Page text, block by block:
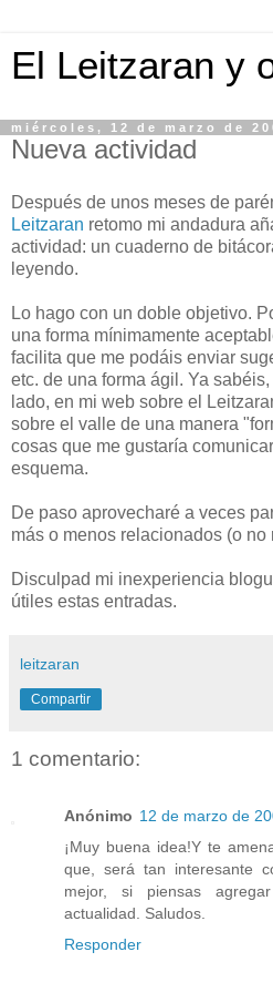
El Leitzaran y
miércoles, 12 de marzo de
Nueva actividad
Después de unos meses de
Leitzaran retomo mi andadura
actividad: un cuaderno de
leyendo.
Lo hago con un doble objetivo.
una forma mínimamente
facilita que me podáis enviar
etc. de una forma ágil. Ya
lado, en mi web sobre el
sobre el valle de una manera
cosas que me gustaría
esquema.
De paso aprovecharé a veces
más o menos relacionados (o
Disculpad mi inexperiencia
útiles estas entradas.
leitzaran
Compartir
1 comentario:
Anónimo 12 de marzo de
¡Muy buena idea!Y te
que, será tan interesante
mejor, si piensas
actualidad. Saludos.
Responder